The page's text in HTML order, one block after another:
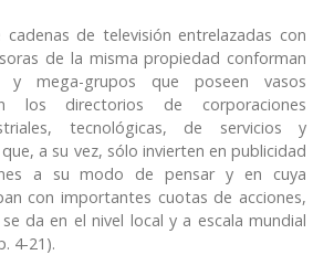
cadenas de televisión entrelazadas con
de la misma propiedad conforman
y mega-grupos que poseen vasos
los directorios de corporaciones
tecnológicas, de servicios y
a su vez, sólo invierten en publicidad
a su modo de pensar y en cuya
con importantes cuotas de acciones,
da en el nivel local y a escala mundial
4-21).